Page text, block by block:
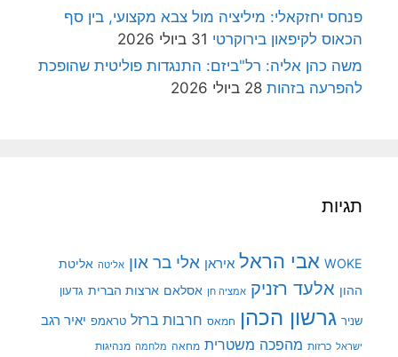
פנחס יחזקאלי: מיליציה מול צבא מקצועי, בין סף
הכאוס לקיפאון בירוקרטי 31 ביולי 2026
משה כהן אליה: רל"ביזם: התנגדות פוליטית שהופכת
להפרעה בזהות 28 ביולי 2026
תגיות
WOKE אבי הראל איראן אלי בר און אליטה אליטת
ההון אלעד רזניק אמציה חן אסלאם ארצות הברית גדעון
שניר גרשון הכהן חמאס חרבות ברזל טראמפ יאיר רגב
ישראל כרזות מהפכה משטרית מחאה מלחמה מנהיגות